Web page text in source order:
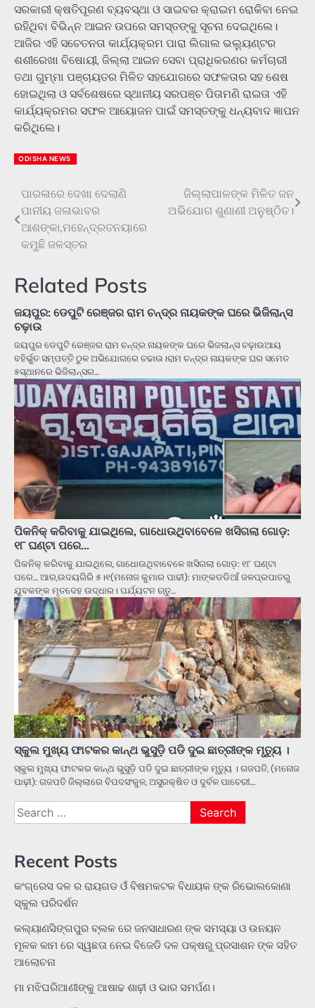
ସରକାରୀ କ୍ଷତିପୂରଣ ବ୍ୟବସ୍ଥା ଓ ସାଇବର କ୍ରାଇମ ରୋକିବା ନେଇ
ରହିଥିବା ବିଭିନ୍ନ ଆଇନ ଉପରେ ସମସ୍ତଙ୍କୁ ସୂଚନା ଦେଇଥିଲେ।
ଆଜିର ଏହି ସଚେତନତା କାର୍ଯ୍ୟକ୍ରମ ପାରା ଲିଗାଲ ଭଲ୍ୟୁଣ୍ଟର
ଶଶୀରେଖା ବିଷୋୟୀ, ଜିଲ୍ଲା ଆଇନ ସେବା ପ୍ରାଧିକରଣର କର୍ମଚାରୀ
ତଥା ଗୁମ୍ମା ପଞ୍ଚାୟତର ମିଳିତ ସହଯୋଗରେ ସଫଳତାର ସହ ଶେଷ
ହୋଇଥିଲା ଓ ସର୍ବଶେଷରେ ସ୍ଥାନୀୟ ସରପଞ୍ଚ ପିତାମଣି ରାଇତା ଏହି
କାର୍ଯ୍ୟକ୍ରମର ସଫଳ ଆୟୋଜନ ପାଇଁ ସମସ୍ତଙ୍କୁ ଧନ୍ୟବାଦ ଜ୍ଞାପନ
କରିଥିଲେ।
ODISHA NEWS
Post
navigation
ପାରଳାରେ ଦେଖା ଦେଲାଣି
ପାନୀୟ ଜଳାଭାବର
ଆଶଙ୍କା,ମହେନ୍ଦ୍ରତନୟାରେ
କମୁଛି ଜଳସ୍ତର
ଜିଲ୍ଲାପାଳଙ୍କ ମିଳିତ ଜନ
ଅଭିଯୋଗ ଶୁଣାଣୀ ଅନୁଷ୍ଠିତ।
Related Posts
ଜୟପୁର: ଡେପୁଟି ରେଞ୍ଜର ରାମ ଚନ୍ଦ୍ର ନାୟକଙ୍କ ଘରେ ଭିଜିଲାନ୍ସ
ଚଢ଼ାଉ
ଜୟପୁର ଡେପୁଟି ରେଞ୍ଜର ରାମ ଚନ୍ଦ୍ର ନାୟକଙ୍କ ଘରେ ଭିଜଲାନ୍ସ ଚଢ଼ାଉଆୟ
ବହିର୍ଭୁତ ସମ୍ପତ୍ତି ଠୁଳ ଅଭିଯୋଗରେ ଚଢାଉ।ରାମ ଚନ୍ଦ୍ର ନାୟକଙ୍କ ଘର ସମେତ
୫ସ୍ଥାନରେ ଭିଜିଲାନ୍ସର…
ପିକନିକ୍‌ କରିବାକୁ ଯାଇଥିଲେ, ଗାଧୋଉଥିବାବେଳେ ଖସିଗଲା ଗୋଡ଼:
୧୮ ଘଣ୍ଟା ପରେ…
ପିକନିକ୍‌ କରିବାକୁ ଯାଇଥିଲେ, ଗାଧୋଉଥିବାବେଳେ ଖସିଗଲା ଗୋଡ଼: ୧୮ ଘଣ୍ଟା
ପରେ… ଆର,ଉଦୟଗିରି ୫।୧(ମନୋଜ କୁମାର ପାଢୀ): ମାଙ୍କଡଡିଆଁ ଜଳପ୍ରପାତରୁ
ଯୁବକଙ୍କ ମୃତଦେହ ଉଦ୍ଧାର। ପର୍ଯ୍ୟଟନ ଋତୁ…
ସ୍କୁଲ ମୁଖ୍ୟ ଫାଟକର କାନ୍ଥ ଭୁସୁଡ଼ି ପଡି ଦୁଇ ଛାତ୍ରୀଙ୍କ ମୃତ୍ୟୁ ।
ସ୍କୁଲ ମୁଖ୍ୟ ଫାଟକର କାନ୍ଥ ଭୁସୁଡ଼ି ପଡି ଦୁଇ ଛାତ୍ରୀଙ୍କ ମୃତ୍ୟୁ । ଗଜପତି, (ମନୋଜ
ପାଢ଼ୀ): ଗଜପତି ଜିଲ୍ଲାରେ ବିପଦସଂକୁଳ, ଅସୁରକ୍ଷିତ ଓ ଦୁର୍ବଳ ପାଚେରୀ…
Search
for:
Recent Posts
କଂଗ୍ରେସ ଦଳ ର ରାୟଗଡ ଓଁ ବିଷମକଟକ ବିଧାୟକ ଙ୍କ ରିଭୋଲକୋଣା
ସ୍କୁଲ ପରିଦର୍ଶନ
କଲ୍ୟାଣସିଙ୍ଗପୁର ବ୍ଲକ ରେ ଜନସାଧାରଣ ଙ୍କ ସମସ୍ୟା ଓ ଉନୟନ
ମୂଳକ କାମ ରେ ସ୍ୱଛତା ନେଇ ବିଜେଡି ଦଳ ପକ୍ଷରୁ ପ୍ରସାଶନ ଙ୍କ ସହିତ
ଆଲୋଚନା
ମା ମଝିଘରିଆଣୀଙ୍କୁ ଆଷାଢ ଶାଢ଼ୀ ଓ ଭାର ସମର୍ପଣ।